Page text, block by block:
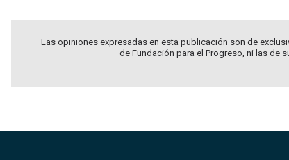
Las opiniones expresadas en esta publicación son de
de Fundación para el Progreso, ni las de